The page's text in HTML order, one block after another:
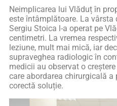
Neimplicarea lui Vlăduț în
este întâmplătoare. La vârsta
Sergiu Stoica l-a operat pe
centimetri. La vremea
leziune, mult mai mică, iar
supraveghea radiologic în
medicii au observat o
care abordarea chirurgicală a
corectă soluție.